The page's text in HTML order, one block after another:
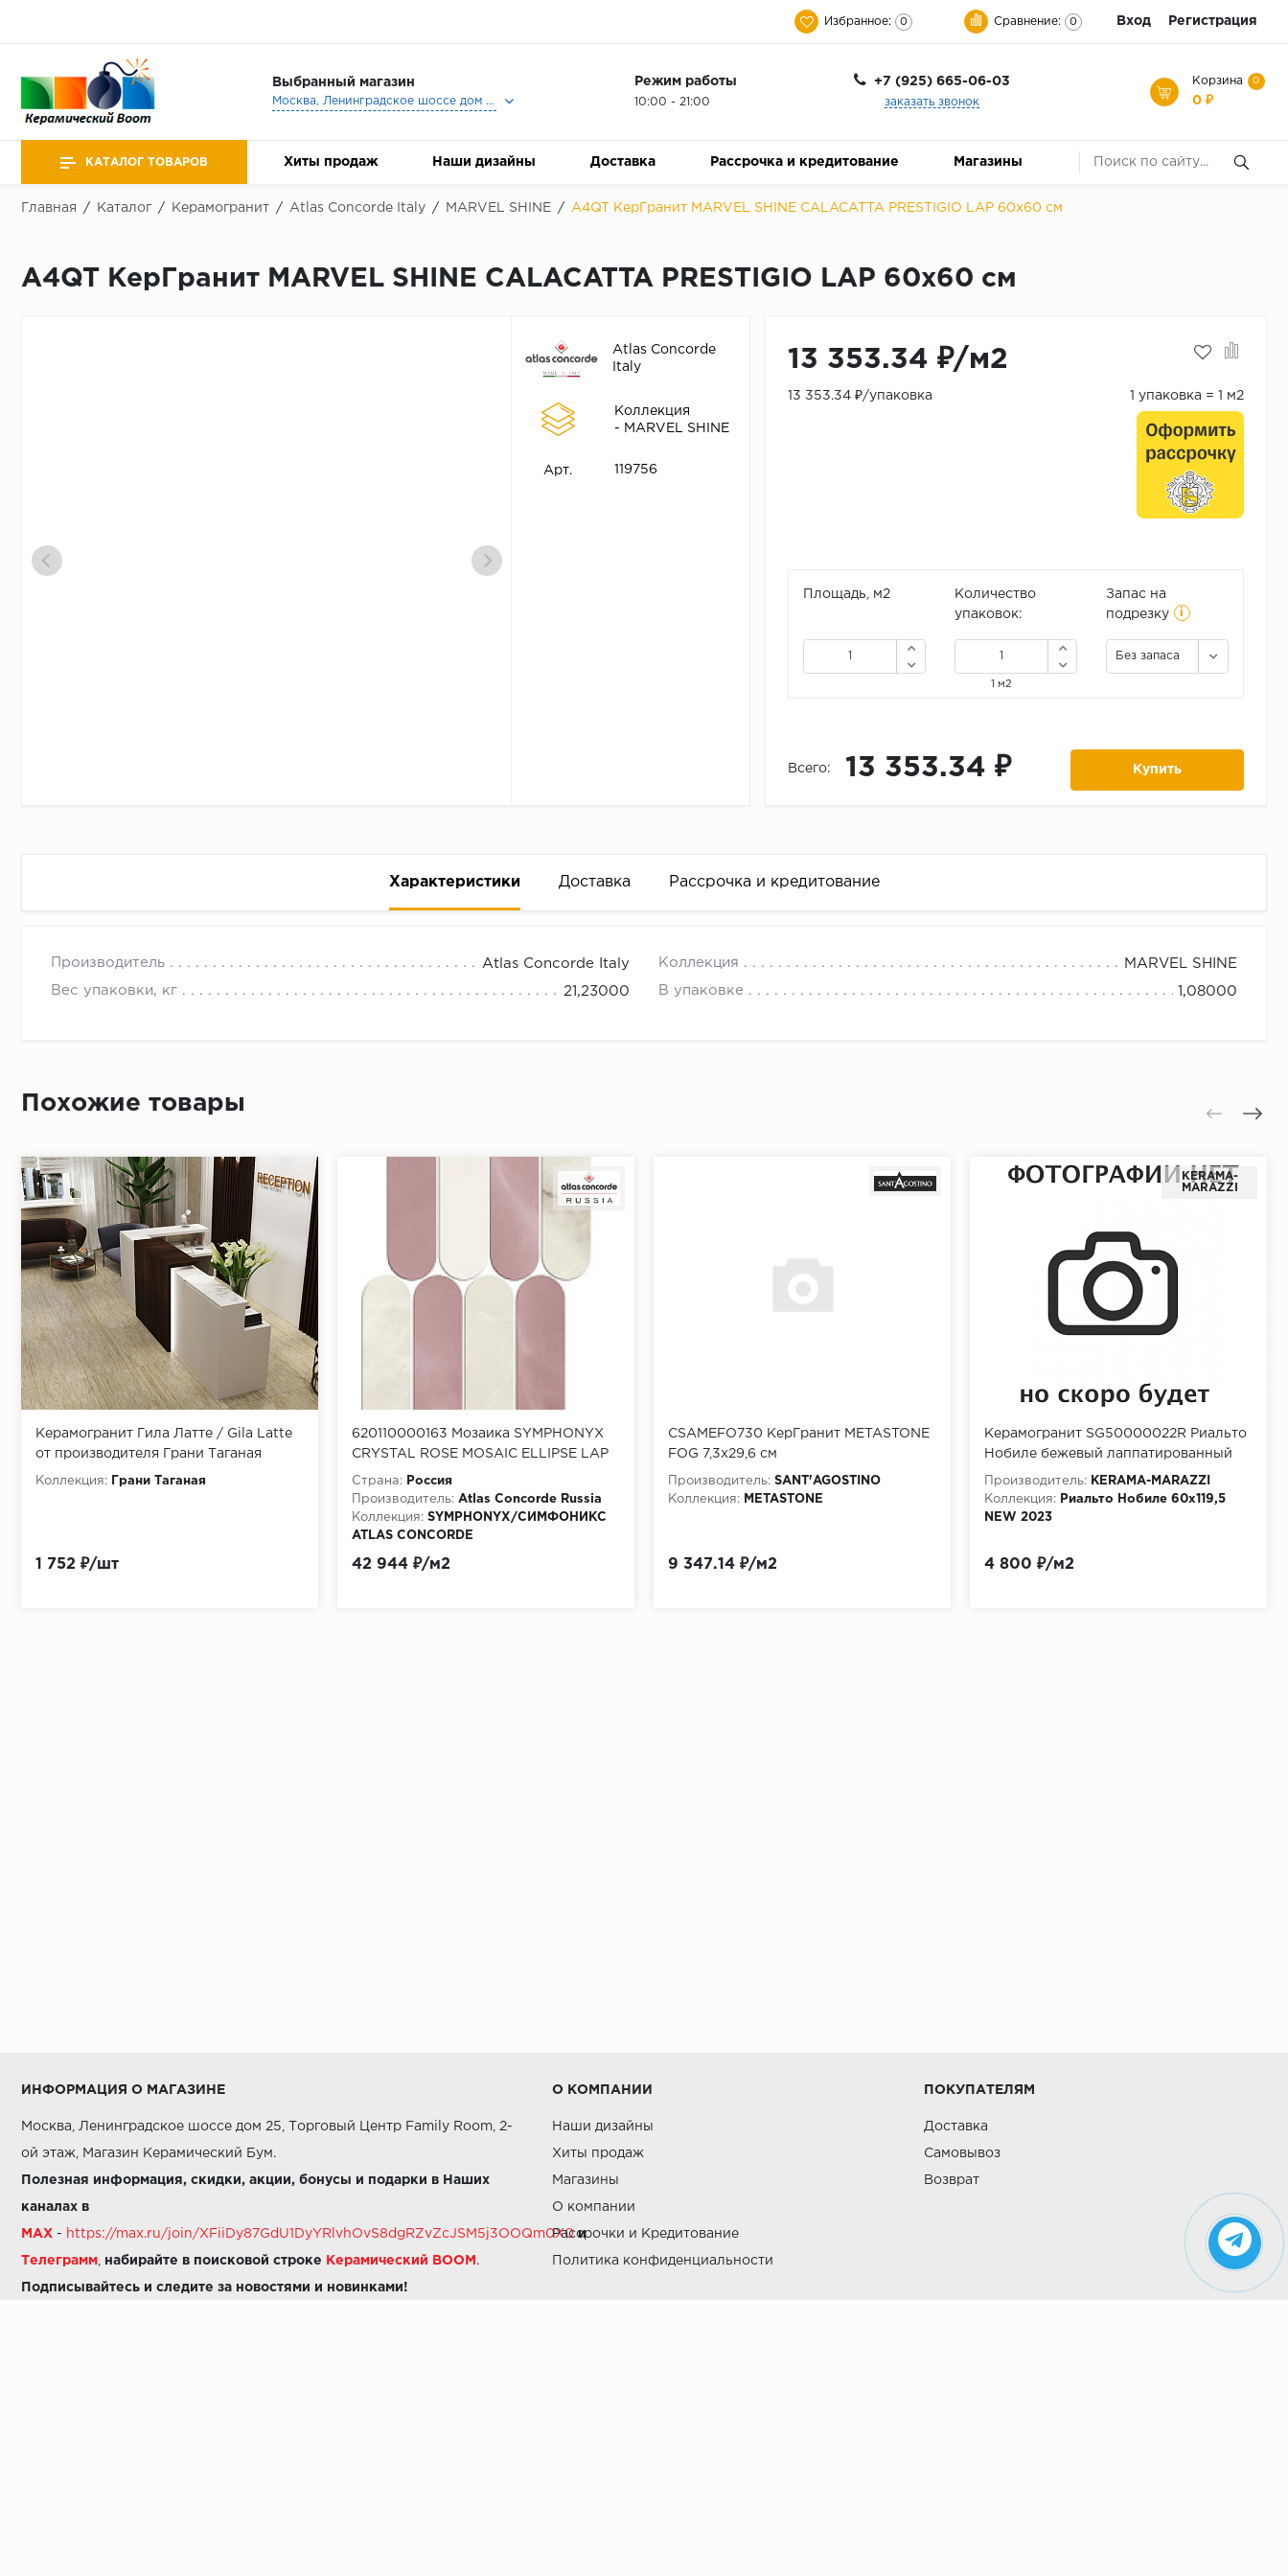
Избранное: 0 Сравнение: 0 Вход Регистрация
Выбранный магазин
Москва, Ленинградское шоссе дом 25, Торговый Центр Family Room, 2-ой этаж, Магазин Керамический Бум.
Режим работы
10:00 - 21:00
+7 (925) 665-06-03
заказать звонок
Корзина 0
0 ₽
КАТАЛОГ ТОВАРОВ Хиты продаж Наши дизайны Доставка Рассрочка и кредитование Магазины
Главная / Каталог / Керамогранит / Atlas Concorde Italy / MARVEL SHINE / A4QT КерГранит MARVEL SHINE CALACATTA PRESTIGIO LAP 60x60 см
A4QT КерГранит MARVEL SHINE CALACATTA PRESTIGIO LAP 60x60 см
Atlas Concorde
Italy
Коллекция
- MARVEL SHINE
Арт. 119756
13 353.34 ₽/м2
13 353.34 ₽/упаковка 1 упаковка = 1 м2
Площадь, м2
Количество
упаковок:
1 м2
Запас на
подрезку
i
Без запаса
Всего: 13 353.34 ₽ Купить
Характеристики Доставка Рассрочка и кредитование
Производитель Atlas Concorde Italy Коллекция MARVEL SHINE
Вес упаковки, кг 21,23000 В упаковке 1,08000
Высокая вероятность одобрения: до 95%
Одобрение за 1-2 минуты
Срок предоставления кредита от 3 до 36 месяцев Срок предоставления рассрочки от 3 до 10 месяцев
Достаточно только паспорта
Похожие товары
Керамогранит Гила Латте / Gila Latte
от производителя Грани Таганая
Коллекция: Грани Таганая
1 752 ₽/шт
620110000163 Мозаика SYMPHONYX
CRYSTAL ROSE MOSAIC ELLIPSE LAP
56x23,5 см
Страна:
Россия
Производитель: Atlas Concorde Russia
Коллекция: SYMPHONYX/СИМФОНИКС
ATLAS CONCORDE
42 944 ₽/м2
CSAMEFO730 КерГранит METASTONE
FOG 7,3x29,6 см
Производитель: SANT'AGOSTINO
Коллекция:
METASTONE
9 347.14 ₽/м2
KЕRАМА-
МАRАZZI
Керамогранит SG50000022R Риальто
Нобиле бежевый лаппатированный
обрезной 60х119,5
(1,434м2/51,624м2/36уп)
Производитель:
KЕRАМА-МАRАZZI
Коллекция:
Риальто Нобиле 60х119,5
NEW 2023
4 800 ₽/м2
ИНФОРМАЦИЯ О МАГАЗИНЕ
Москва, Ленинградское шоссе дом 25, Торговый Центр Family Room, 2-
ой этаж, Магазин Керамический Бум.
Полезная информация, скидки, акции, бонусы и подарки в Наших
каналах в
MAX - https://max.ru/join/XFiiDy87GdU1DyYRlvhOvS8dgRZvZcJSM5j3OOQm0X0 и
Телеграмм набирайте в поисковой строке Керамический BOOM .
Подписывайтесь и следите за новостями и новинками!
О КОМПАНИИ
Наши дизайны
Хиты продаж
Магазины
О компании
Рассрочки и Кредитование
Политика конфиденциальности
ПОКУПАТЕЛЯМ
Доставка
Самовывоз
Возврат